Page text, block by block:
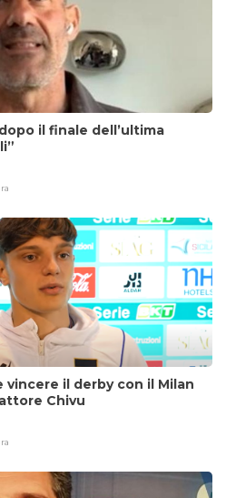
il finale dell’ultima
vincere il derby con il Milan
Chivu